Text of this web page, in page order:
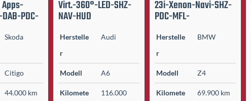
PDC-
Skoda
Citigo
44.000 km
Virt.-360°-LED-SHZ-
NAV-HUD
Herstelle
r
Audi
Modell A6
Kilomete
116.000
23i-Xenon-Navi-SHZ-
PDC-MFL-
Herstelle
r
BMW
Modell Z4
Kilomete
69.900 km